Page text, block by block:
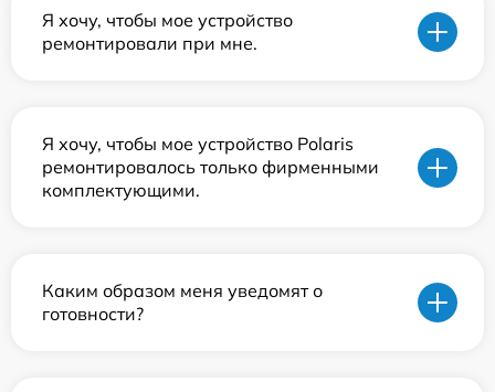
Я хочу, чтобы мое устройство
ремонтировали при мне.
Я хочу, чтобы мое устройство Polaris
ремонтировалось только фирменными
комплектующими.
Каким образом меня уведомят о
готовности?